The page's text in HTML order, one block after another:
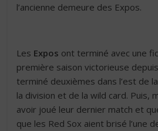
l’ancienne demeure des Expos.
Les Expos ont terminé avec une
première saison victorieuse
terminé deuxièmes dans l’est de
la division et de la wild card. Puis,
avoir joué leur dernier match et
que les Red Sox aient brisé l’une